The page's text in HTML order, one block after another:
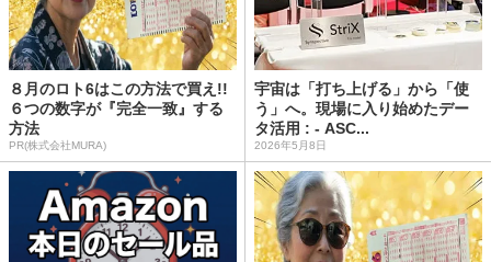
８月のロト6はこの方法で買え!!
６つの数字が『完全一致』する
方法
PR(株式会社MURA)
宇宙は「打ち上げる」から「使
う」へ。現場に入り始めたデー
タ活用 : - ASC...
2026年5月8日